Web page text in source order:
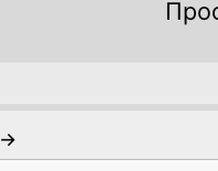
→